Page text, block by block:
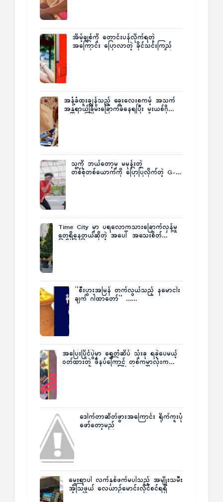
အိမ့်ချစ်ကို တောင်းပန်လိုက်ရတဲ့
အကြောင်း ပြောလာတဲ့ ခိုင်သင်းကြည်
အနံ့ခံထူးချွန်သည့် ခွေးလေးစကမ့် အသက်
အန္တရာယ်ခြိမ်းခြောက်ခံနေရပြီး မူးယစ်ဂိုဏ်း
သူ့ကို ဘယ်တော့မှ မမုန်းတဲ့
တစ်စုံတစ်ယောက်ကို ပြောပြလိုက်တဲ့ G-
Time City မှာ ပရလောကသားခြောက်လှန့်မှု
တွေရှိနေတယ်ဆိုတဲ့ အပေါ် အသေးစိတ်
”စီးပွားအမြန် တက်လွယ်သည့် နမောငါး
ချက် ဂါထာတော်” ……
အပြေးပြိုင်ပွဲမှာ ရွှေတံဆိပ် သုံးခု ရခဲ့ပေမယ့်
ဝတ်ထားတဲ့ ဖိနပ်ကြောင့် တစ်ကမ္ဘာလုံးက
ဒေါက်တာဆိတ်ဖွားအကြောင်း ရိုက်ကူးပုံ
ဖော်တော့မည်
မွေးရာပါ လက်နှစ်ဖက်မပါသည့် အမျိုးသမီး
အံ့သြဖွယ် လေယာဉ်မောင်းလိုင်စင်ရရှိ